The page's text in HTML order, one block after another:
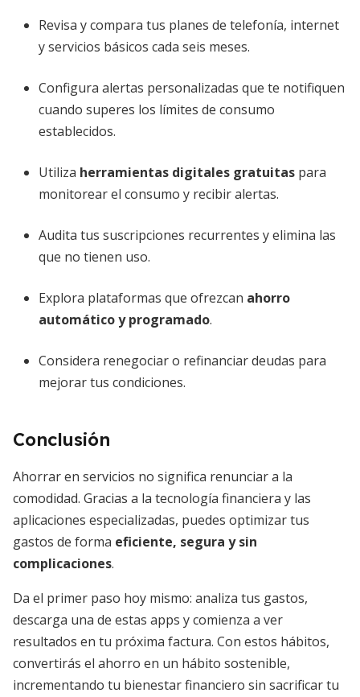
Revisa y compara tus planes de telefonía, internet
y servicios básicos cada seis meses.
Configura alertas personalizadas que te notifiquen
cuando superes los límites de consumo
establecidos.
Utiliza herramientas digitales gratuitas para
monitorear el consumo y recibir alertas.
Audita tus suscripciones recurrentes y elimina las
que no tienen uso.
Explora plataformas que ofrezcan ahorro
automático y programado.
Considera renegociar o refinanciar deudas para
mejorar tus condiciones.
Conclusión
Ahorrar en servicios no significa renunciar a la
comodidad. Gracias a la tecnología financiera y las
aplicaciones especializadas, puedes optimizar tus
gastos de forma eficiente, segura y sin
complicaciones.
Da el primer paso hoy mismo: analiza tus gastos,
descarga una de estas apps y comienza a ver
resultados en tu próxima factura. Con estos hábitos,
convertirás el ahorro en un hábito sostenible,
incrementando tu bienestar financiero sin sacrificar tu